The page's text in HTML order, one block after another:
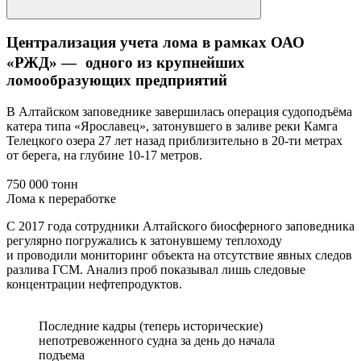
Централизация учета лома в рамках ОАО
«РЖД» — одного из крупнейших
ломообразующих предприятий
В Алтайском заповеднике завершилась операция судоподъёма
катера типа «Ярославец», затонувшего в заливе реки Камга
Телецкого озера 27 лет назад приблизительно в 20-ти метрах
от берега, на глубине 10-17 метров.
750 000 тонн
Лома к переработке
С 2017 года сотрудники Алтайского биосферного заповедника
регулярно погружались к затонувшему теплоходу
и проводили мониторинг объекта на отсутствие явных следов
разлива ГСМ. Анализ проб показывал лишь следовые
концентрации нефтепродуктов.
Последние кадры (теперь исторические)
непотревоженного судна за день до начала
подъема